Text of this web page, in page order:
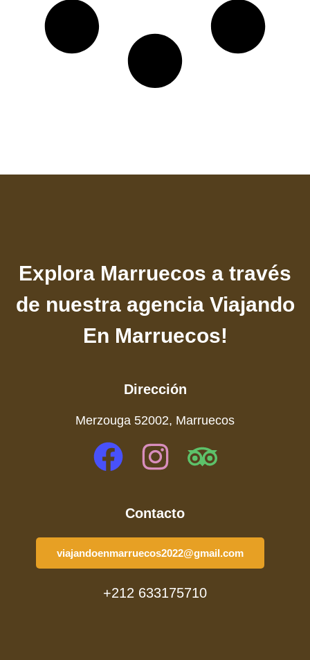
Explora Marruecos a través
de nuestra agencia Viajando
En Marruecos!
Dirección
Merzouga 52002, Marruecos
Contacto
viajandoenmarruecos2022@gmail.com
+212 633175710